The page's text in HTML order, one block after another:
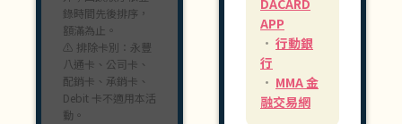
錄時間先後排序，
額滿為止。
⚠ 排除卡別：永豐
八通卡、公司卡、
配銷卡、承銷卡、
Debit 卡不適用本活
動。
DACARD
APP
行動銀
行
MMA 金
融交易網